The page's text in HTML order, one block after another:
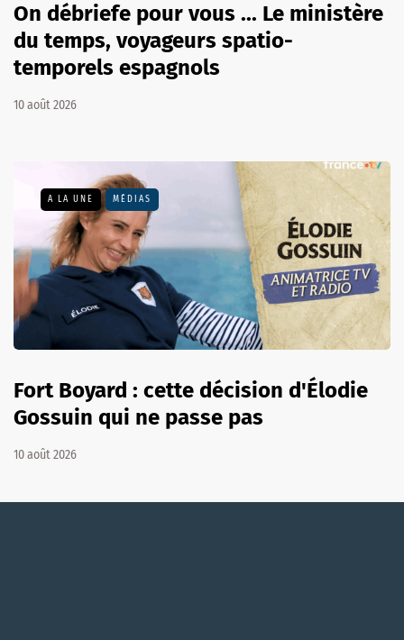
On débriefe pour vous ... Le ministère
du temps, voyageurs spatio-
temporels espagnols
10 août 2026
A LA UNE MÉDIAS
Fort Boyard : cette décision d'Élodie
Gossuin qui ne passe pas
10 août 2026